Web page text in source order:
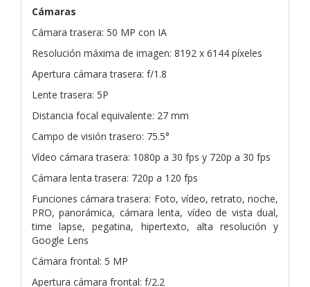
Cámaras
Cámara trasera: 50 MP con IA
Resolución máxima de imagen: 8192 x 6144 píxeles
Apertura cámara trasera: f/1.8
Lente trasera: 5P
Distancia focal equivalente: 27 mm
Campo de visión trasero: 75.5°
Vídeo cámara trasera: 1080p a 30 fps y 720p a 30 fps
Cámara lenta trasera: 720p a 120 fps
Funciones cámara trasera: Foto, vídeo, retrato, noche,
PRO, panorámica, cámara lenta, vídeo de vista dual,
time lapse, pegatina, hipertexto, alta resolución y
Google Lens
Cámara frontal: 5 MP
Apertura cámara frontal: f/2.2